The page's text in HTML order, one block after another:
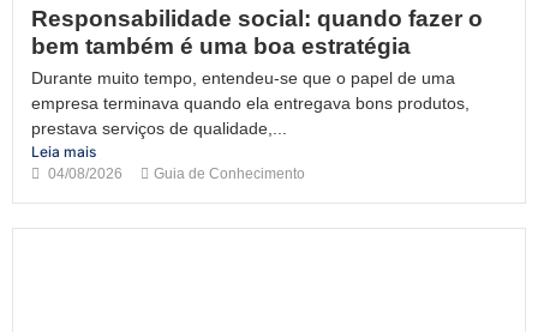
Responsabilidade social: quando fazer o
bem também é uma boa estratégia
Durante muito tempo, entendeu-se que o papel de uma
empresa terminava quando ela entregava bons produtos,
prestava serviços de qualidade,...
Leia mais
04/08/2026 Guia de Conhecimento